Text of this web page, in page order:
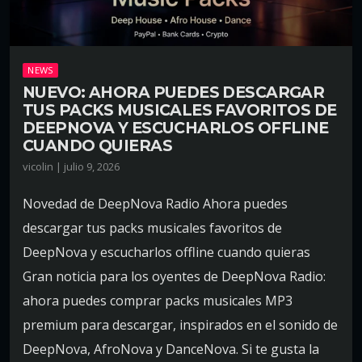
NEWS
NUEVO: AHORA PUEDES DESCARGAR
TUS PACKS MUSICALES FAVORITOS DE
DEEPNOVA Y ESCUCHARLOS OFFLINE
CUANDO QUIERAS
vicolin | julio 9, 2026
Novedad de DeepNova Radio Ahora puedes
descargar tus packs musicales favoritos de
DeepNova y escucharlos offline cuando quieras
Gran noticia para los oyentes de DeepNova Radio:
ahora puedes comprar packs musicales MP3
premium para descargar, inspirados en el sonido de
DeepNova, AfroNova y DanceNova. Si te gusta la